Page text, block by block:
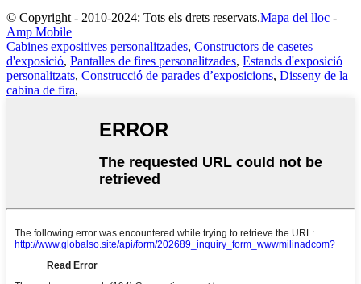
© Copyright - 2010-2024: Tots els drets reservats.Mapa del lloc -
Amp Mobile
Cabines expositives personalitzades, Constructors de casetes
d'exposició, Pantalles de fires personalitzades, Estands d'exposició
personalitzats, Construcció de parades d’exposicions, Disseny de la
cabina de fira,